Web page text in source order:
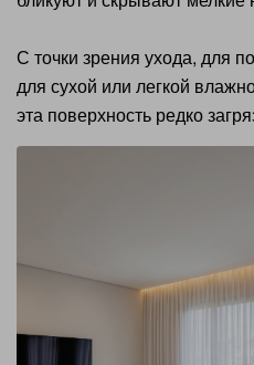
С точки зрения ухода, для
для сухой или легкой
эта поверхность редко